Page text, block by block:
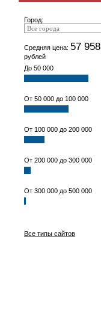
Город:
Средняя цена: 57 958
рублей
До 50 000
От 50 000 до 100 000
От 100 000 до 200 000
От 200 000 до 300 000
От 300 000 до 500 000
Все типы сайтов